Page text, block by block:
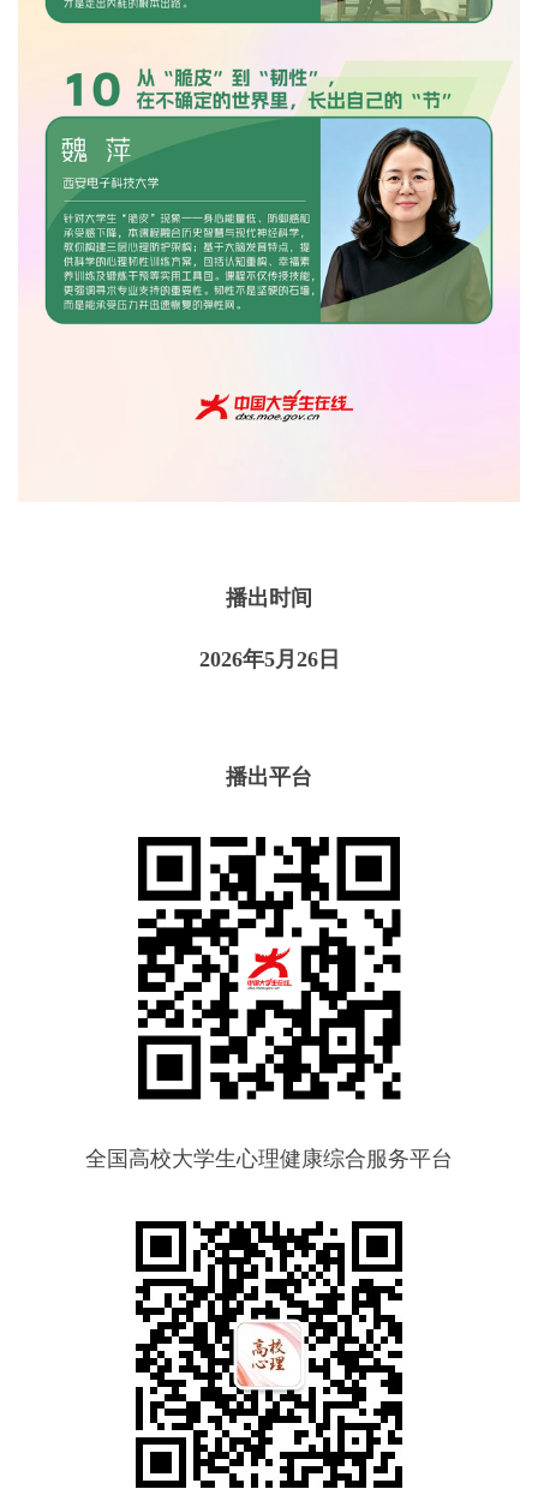
播出时间
2026年5月26日
播出平台
全国高校大学生心理健康综合服务平台